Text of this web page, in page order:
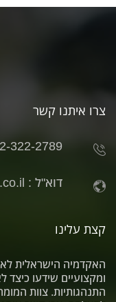
צרו איתנו קשר
322-2789
דוא"ל :
קצת עלינו
האקדמיה הישראלית
ומקצועיים שידעו כיצד
התנהגותיות. צוות